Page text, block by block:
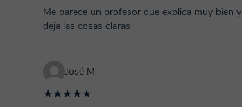
Me parece un profesor que explica muy bien y
deja las cosas claras
José M.
★★★★★